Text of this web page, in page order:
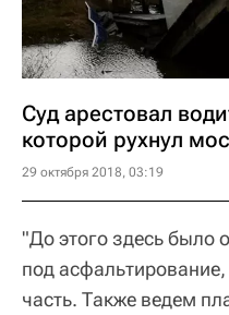
Суд арестовал
которой рухнул
29 октября 2018, 03:19
"До этого здесь было
под
часть. Также ведем